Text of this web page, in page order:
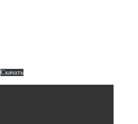
Скачать